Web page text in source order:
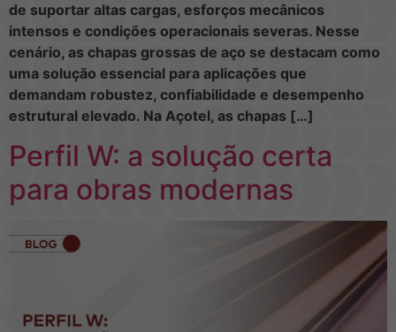
de suportar altas cargas, esforços mecânicos
intensos e condições operacionais severas. Nesse
cenário, as chapas grossas de aço se destacam como
uma solução essencial para aplicações que
demandam robustez, confiabilidade e desempenho
estrutural elevado. Na Açotel, as chapas […]
Perfil W: a solução certa
para obras modernas